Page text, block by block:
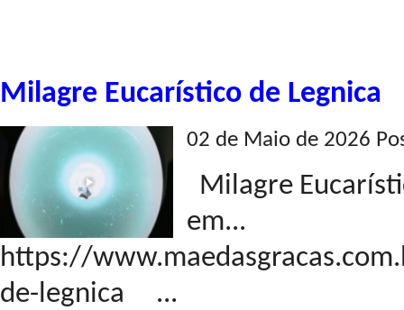
Milagre Eucarístico de Legnica
02 de Maio de 2026
Milagre
em...
https://
de-legnica ...